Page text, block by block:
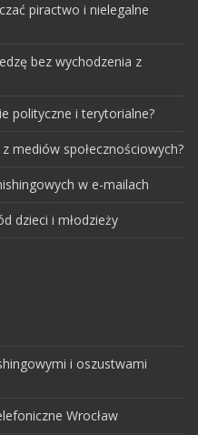
piractwo i nielegalne
bez wychodzenia z
polityczne i terytorialne?
mediów społecznościowych?
w e-mailach
dzieci i młodzieży
i oszustwami
Wrocław